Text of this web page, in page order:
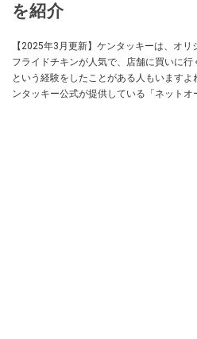
を紹介
【2025年3月更新】ケンタッキーは、オリ
フライドチキンが人気で、店舗に買いに
という経験をしたことがある人もいます
ンタッキー公式が提供している「ネットオ
や会社など好きな場所・時間に注文でき